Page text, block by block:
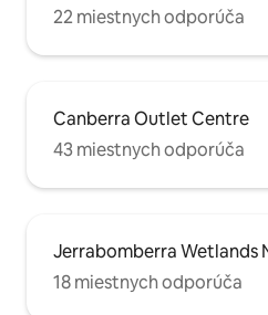
22 miestnych odporúča
Canberra Outlet Centre
43 miestnych odporúča
Jerrabomberra Wetlands
18 miestnych odporúča